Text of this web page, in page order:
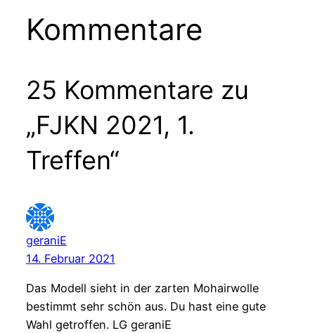
Kommentare
25 Kommentare zu
„FJKN 2021, 1.
Treffen“
geraniE
14. Februar 2021
Das Modell sieht in der zarten Mohairwolle
bestimmt sehr schön aus. Du hast eine gute
Wahl getroffen. LG geraniE